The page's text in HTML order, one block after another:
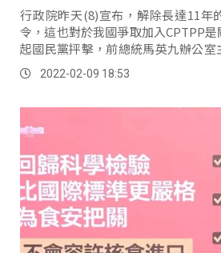
行政院昨天(8)宣布，解除長達11年
令，這也對於我國爭取加入CPTPP
起國民黨抨擊，前總統馬英九辦公室
食品進口前，應該再辦一次公投，甚至
2022-02-09 18:53